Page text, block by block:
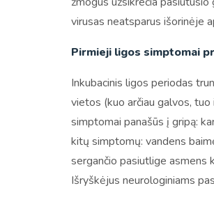
virusas neatsparus išorinėje
Pirmieji ligos simptomai
Inkubacinis ligos periodas
vietos (kuo arčiau galvos,
simptomai panašūs į gripą:
kitų simptomų: vandens
sergančio pasiutlige asmens
Išryškėjus neurologiniams